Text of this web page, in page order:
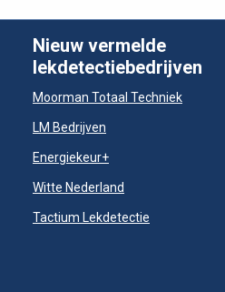
Nieuw vermelde
lekdetectiebedrijven
Moorman Totaal Techniek
LM Bedrijven
Energiekeur+
Witte Nederland
Tactium Lekdetectie